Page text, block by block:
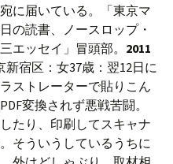
に届いている。「東京マ
の読書、ノースロップ・
エッセイ」冒頭部。 2011
新宿区：女37歳：翌12日に
ストレーターで貼りこん
変換されず悪戦苦闘。
たり、印刷してスキャナ
そういうしているうちに